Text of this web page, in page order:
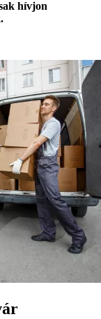
hívjon